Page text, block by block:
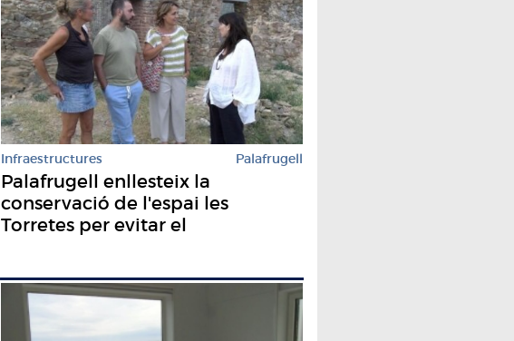
Infraestructures Palafrugell
Palafrugell enllesteix la
conservació de l'espai les
Torretes per evitar el